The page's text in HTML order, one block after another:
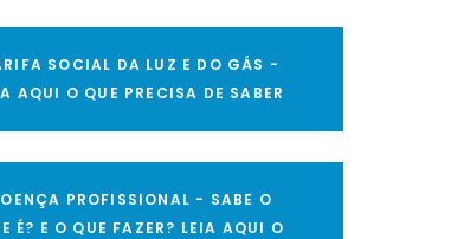
SOCIAL DA LUZ E DO GÁS -
AQUI O QUE PRECISA DE SABER
PROFISSIONAL - SABE O
É? E O QUE FAZER? LEIA AQUI O